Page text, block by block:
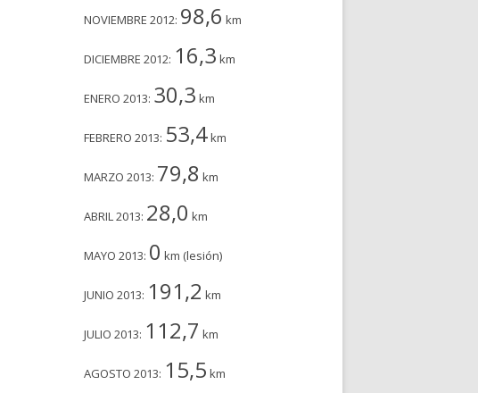
NOVIEMBRE 2012: 98,6 km
DICIEMBRE 2012: 16,3 km
ENERO 2013: 30,3 km
FEBRERO 2013: 53,4km
MARZO 2013: 79,8 km
ABRIL 2013: 28,0 km
MAYO 2013: 0 km (lesión)
JUNIO 2013: 191,2 km
JULIO 2013: 112,7 km
AGOSTO 2013: 15,5 km